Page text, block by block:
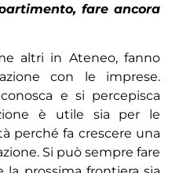
fare ancora
altri in Ateneo, fanno
con le imprese.
e si percepisca
è utile sia per le
perché fa crescere una
Si può sempre fare